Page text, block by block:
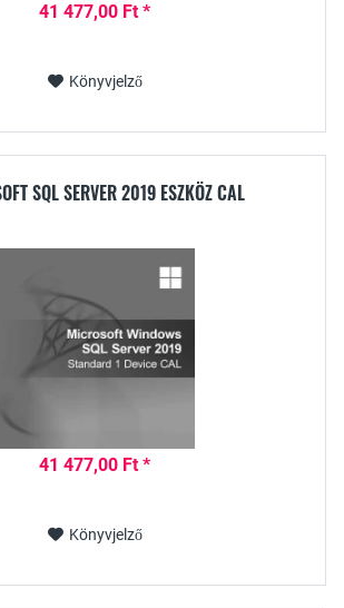
41 477,00 Ft *
Könyvjelző
SQL SERVER 2019 ESZKÖZ CAL
41 477,00 Ft *
Könyvjelző